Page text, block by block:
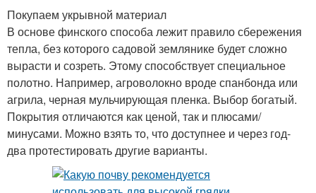
Покупаем укрывной материал
В основе финского способа лежит правило сбережения
тепла, без которого садовой землянике будет сложно
вырасти и созреть. Этому способствует специальное
полотно. Например, агроволокно вроде спанбонда или
агрила, черная мульчирующая пленка. Выбор богатый.
Покрытия отличаются как ценой, так и плюсами/
минусами. Можно взять то, что доступнее и через год-
два протестировать другие варианты.